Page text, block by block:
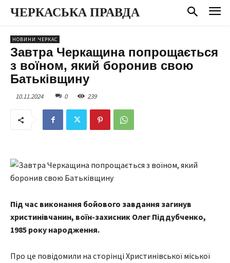
ЧЕРКАСЬКА ПРАВДА
НОВИНИ ЧЕРКАС
Завтра Черкащина попрощається
з воїном, який боронив свою
Батьківщину
10.11.2024 0 239
Під час виконання бойового завдання загинув
христинівчанин, воїн-захисник Олег Піддубченко,
1985 року народження.
Про це повідомили на сторінці Христинівської міської